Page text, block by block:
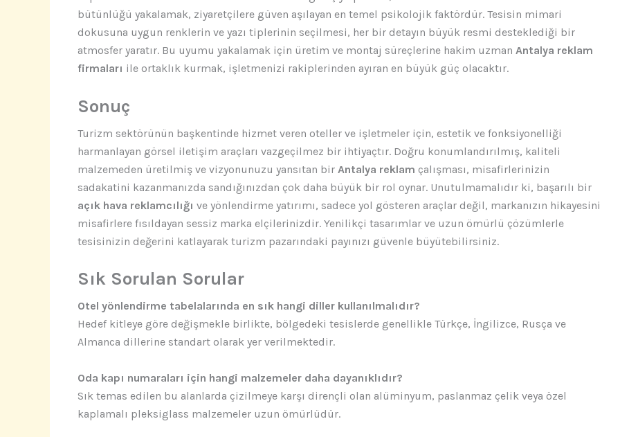
bütünlüğü yakalamak, ziyaretçilere güven aşılayan en temel psikolojik faktördür. Tesisin mimari
dokusuna uygun renklerin ve yazı tiplerinin seçilmesi, her bir detayın büyük resmi desteklediği bir
atmosfer yaratır. Bu uyumu yakalamak için üretim ve montaj süreçlerine hakim uzman Antalya reklam
firmaları ile ortaklık kurmak, işletmenizi rakiplerinden ayıran en büyük güç olacaktır.
Sonuç
Turizm sektörünün başkentinde hizmet veren oteller ve işletmeler için, estetik ve fonksiyonelliği
harmanlayan görsel iletişim araçları vazgeçilmez bir ihtiyaçtır. Doğru konumlandırılmış, kaliteli
malzemeden üretilmiş ve vizyonunuzu yansıtan bir Antalya reklam çalışması, misafirlerinizin
sadakatini kazanmanızda sandığınızdan çok daha büyük bir rol oynar. Unutulmamalıdır ki, başarılı bir
açık hava reklamcılığı ve yönlendirme yatırımı, sadece yol gösteren araçlar değil, markanızın hikayesini
misafirlere fısıldayan sessiz marka elçilerinizdir. Yenilikçi tasarımlar ve uzun ömürlü çözümlerle
tesisinizin değerini katlayarak turizm pazarındaki payınızı güvenle büyütebilirsiniz.
Sık Sorulan Sorular
Otel yönlendirme tabelalarında en sık hangi diller kullanılmalıdır?
Hedef kitleye göre değişmekle birlikte, bölgedeki tesislerde genellikle Türkçe, İngilizce, Rusça ve
Almanca dillerine standart olarak yer verilmektedir.
Oda kapı numaraları için hangi malzemeler daha dayanıklıdır?
Sık temas edilen bu alanlarda çizilmeye karşı dirençli olan alüminyum, paslanmaz çelik veya özel
kaplamalı pleksiglass malzemeler uzun ömürlüdür.